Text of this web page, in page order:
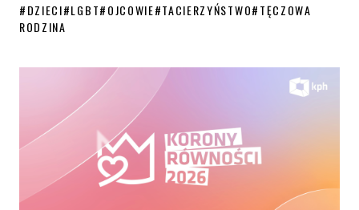
#DZIECI#LGBT#OJCOWIE#TACIERZYŃSTWO#TĘCZOWA
RODZINA